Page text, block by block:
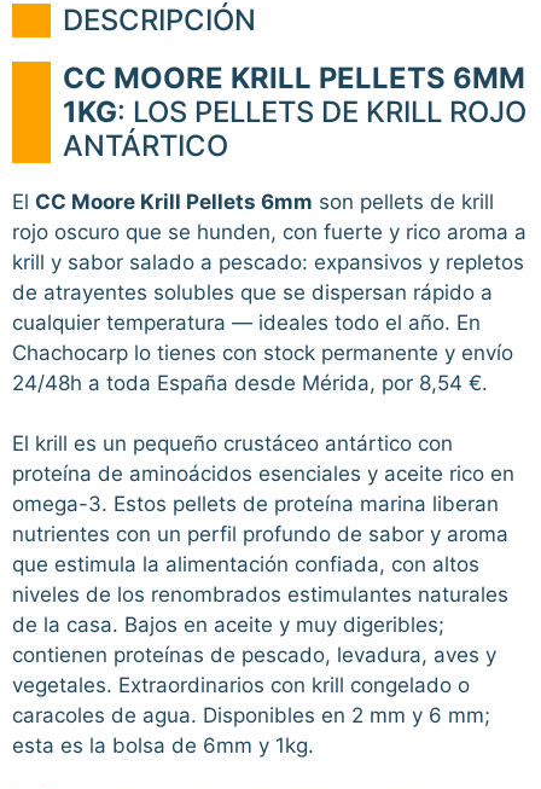
DESCRIPCIÓN
CC MOORE KRILL PELLETS 6MM
1KG: LOS PELLETS DE KRILL ROJO
ANTÁRTICO
El CC Moore Krill Pellets 6mm son pellets de krill
rojo oscuro que se hunden, con fuerte y rico aroma a
krill y sabor salado a pescado: expansivos y repletos
de atrayentes solubles que se dispersan rápido a
cualquier temperatura — ideales todo el año. En
Chachocarp lo tienes con stock permanente y envío
24/48h a toda España desde Mérida, por 8,54 €.
El krill es un pequeño crustáceo antártico con
proteína de aminoácidos esenciales y aceite rico en
omega-3. Estos pellets de proteína marina liberan
nutrientes con un perfil profundo de sabor y aroma
que estimula la alimentación confiada, con altos
niveles de los renombrados estimulantes naturales
de la casa. Bajos en aceite y muy digeribles;
contienen proteínas de pescado, levadura, aves y
vegetales. Extraordinarios con krill congelado o
caracoles de agua. Disponibles en 2 mm y 6 mm;
esta es la bolsa de 6mm y 1kg.